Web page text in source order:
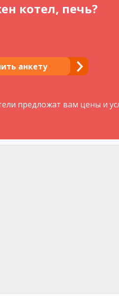
котел, печь?
анкету
предложат вам цены и